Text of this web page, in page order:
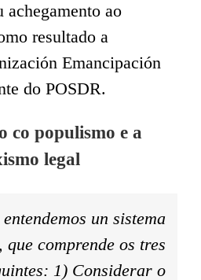
achegamento ao
resultado a
Emancipación
do POSDR.
co populismo e a
legal
un sistema
que comprende os tres
1) Considerar o